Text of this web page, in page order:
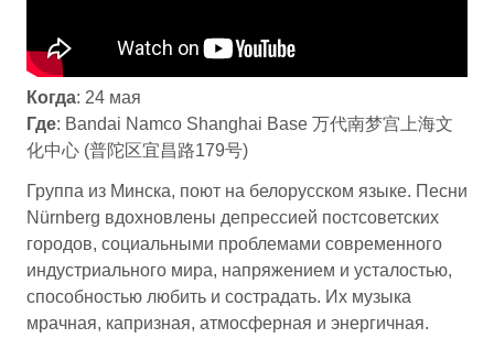
Когда: 24 мая
Где: Bandai Namco Shanghai Base 万代南梦宫上海文
化中心 (普陀区宜昌路179号)
Группа из Минска, поют на белорусском языке. Песни
Nürnberg вдохновлены депрессией постсоветских
городов, социальными проблемами современного
индустриального мира, напряжением и усталостью,
способностью любить и сострадать. Их музыка
мрачная, капризная, атмосферная и энергичная.